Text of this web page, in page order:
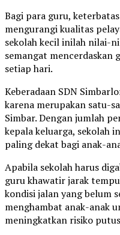
Bagi para guru,
mengurangi kualitas
sekolah kecil inilah nilai-
semangat mencerdaskan
setiap hari.
Keberadaan SDN
karena merupakan satu-
Simbar. Dengan jumlah
kepala keluarga, sekolah
paling dekat bagi anak-
Apabila sekolah harus
guru khawatir jarak
kondisi jalan yang belum
menghambat anak-anak
meningkatkan risiko